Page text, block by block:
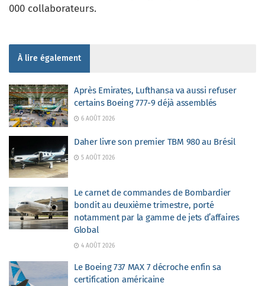
000 collaborateurs.
À lire également
Après Emirates, Lufthansa va aussi refuser
certains Boeing 777-9 déjà assemblés
6 AOÛT 2026
Daher livre son premier TBM 980 au Brésil
5 AOÛT 2026
Le carnet de commandes de Bombardier
bondit au deuxième trimestre, porté
notamment par la gamme de jets d’affaires
Global
4 AOÛT 2026
Le Boeing 737 MAX 7 décroche enfin sa
certification américaine